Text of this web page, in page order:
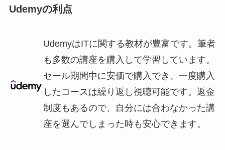
Udemyの利点
UdemyはITに関する教材が豊富です。筆者
も多数の講座を購入して学習しています。
セール期間中に安価で購入でき、一度購入
したコースは繰り返し視聴可能です。返金
制度もあるので、自分には合わなかった講
座を選んでしまった時も安心できます。